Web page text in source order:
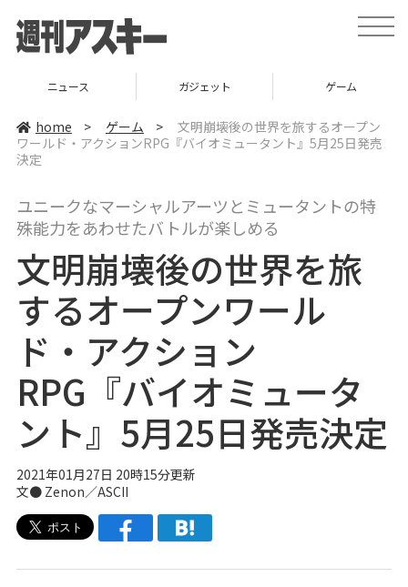
t
o
v
i
i
ガジェット ゲーム グルメ
home > ゲーム >
文明崩壊後の世界を旅するオープン
ワールド・アクションRPG『バイオミュータント』5月25日発売
決定
ユニークなマーシャルアーツとミュータントの特
殊能力をあわせたバトルが楽しめる
文明崩壊後の世界を旅
するオープンワール
ド・アクション
RPG『バイオミュータ
ント』5月25日発売決定
2021年01月27日 20時15分更新
文● Zenon／ASCII